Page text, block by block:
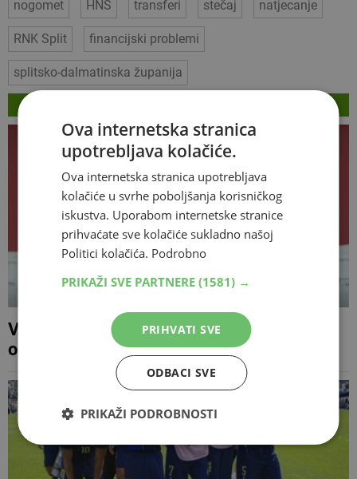
nogomet HNS transferi stečaj natjecanje
RNK Split financijski problemi
splitsko-dalmatinska županija
Velež doveo mladog stopera iz
omladinskog pogona PSG-a
Ova internetska stranica
upotrebljava kolačiće.
Ova internetska stranica upotrebljava
kolačiće u svrhe poboljšanja korisničkog
iskustva. Uporabom internetske stranice
prihvaćate sve kolačiće sukladno našoj
Politici kolačića. Podrobno
PRIKAŽI SVE PARTNERE (1581) →
PRIHVATI SVE
ODBACI SVE
PRIKAŽI PODROBNOSTI